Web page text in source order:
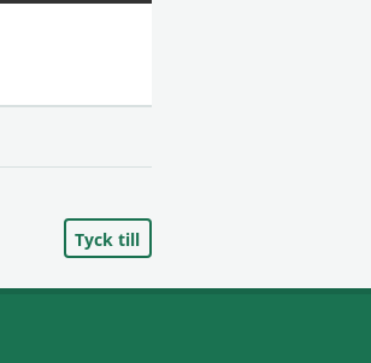
Tyck till